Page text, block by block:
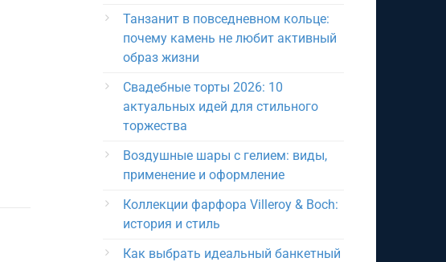
Танзанит в повседневном кольце:
почему камень не любит активный
образ жизни
Свадебные торты 2026: 10
актуальных идей для стильного
торжества
Воздушные шары с гелием: виды,
применение и оформление
Коллекции фарфора Villeroy & Boch:
история и стиль
Как выбрать идеальный банкетный